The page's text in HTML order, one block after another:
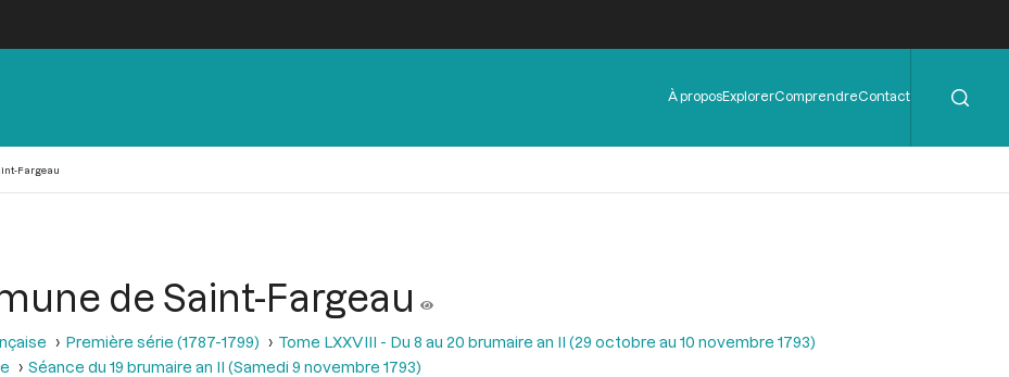
Menu
de
À proposExplorerComprendreContact
Fargeau
de Saint-Fargeau
Première série (1787-1799)
Tome LXXVIII - Du 8 au 20 brumaire an II (29 octobre au 10 novembre 1793)
Séance du 19 brumaire an II (Samedi 9 novembre 1793)